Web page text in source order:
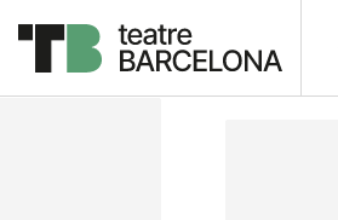
Descripción